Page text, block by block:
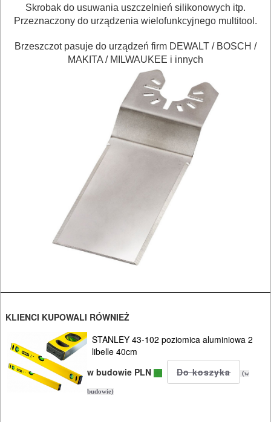
BRUKARSKIE
OBRÓBKA
DREWNA
WARSZTATOWE
NARZĘDZIA
OSPRZĘT
HYDRAULICZNE
INSTALACYJNE,
PALNIKI
PNEUMATYCZNE
AKCESORIA
KOMPRESORY
NARZĘDZIA
Skrobak do usuwania uszczelnień silikonowych itp.
Przeznaczony do urządzenia wielofunkcyjnego multitool.
Brzeszczot pasuje do urządzeń firm DEWALT / BOSCH /
MAKITA / MILWAUKEE i innych
KLIENCI KUPOWALI RÓWNIEŻ
STANLEY 43-102 poziomica aluminiowa 2
libelle 40cm
w budowie PLN
(w
budowie)